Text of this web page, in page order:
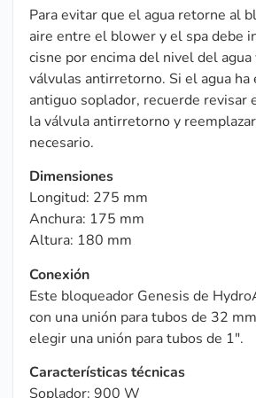
Para evitar que el agua retorne al
aire entre el blower y el spa debe
cisne por encima del nivel del agua
válvulas antirretorno. Si el agua ha
antiguo soplador, recuerde revisar
la válvula antirretorno y
necesario.
Dimensiones
Longitud: 275 mm
Anchura: 175 mm
Altura: 180 mm
Conexión
Este bloqueador Genesis de
con una unión para tubos de 32
elegir una unión para tubos de 1″.
Características técnicas
Soplador: 900 W